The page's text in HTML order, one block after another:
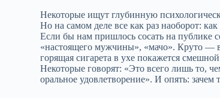
Некоторые ищут глубинную
Но на самом деле все как раз наоборот:
Если бы нам пришлось сосать на публике
«настоящего мужчины», «мачо». Круто —
горящая сигарета в ухе покажется
Некоторые говорят: «Это всего лишь то,
оральное удовлетворение». И опять: зачем